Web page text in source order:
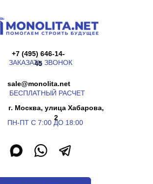
г. Москва, улица Хабарова,
ПН-ПТ С 7:00 ДО 18:00
45
ЗАКАЗАТЬ ЗВОНОК
БЕСПЛАТНЫЙ РАСЧЕТ